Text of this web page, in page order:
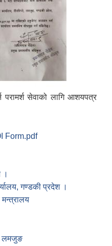
परामर्श सेवाको लागि आशयपत्र
Form.pdf
।
गण्डकी प्रदेश ।
मन्त्रालय
लमजुङ